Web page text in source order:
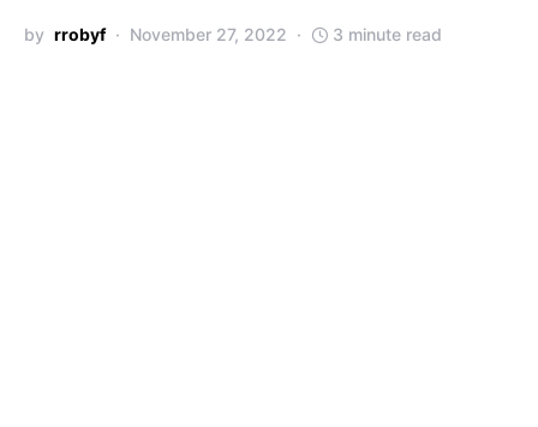
by rrobyf November 27, 2022 3 minute read